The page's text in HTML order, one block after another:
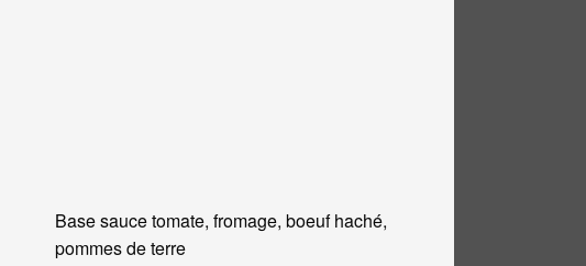
Base sauce tomate, fromage, boeuf haché,
pommes de terre